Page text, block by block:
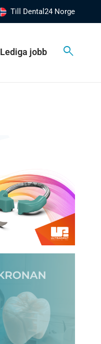
Till Dental24 Norge
Lediga jobb